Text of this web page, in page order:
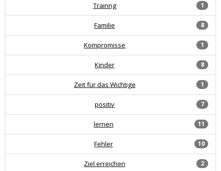
1
Trainng
8
Familie
1
Kompromisse
8
Kinder
1
Zeit für das Wichtige
7
positiv
11
lernen
10
Fehler
2
Ziel erreichen